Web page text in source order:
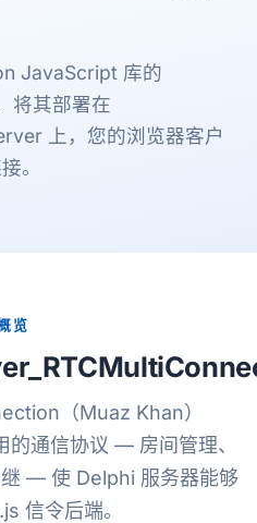
JavaScript 库的
将其部署在
上，您的浏览器客户
。
览
（Muaz Khan）
通信协议 — 房间管理、
— 使 Delphi 服务器能够
信令后端。